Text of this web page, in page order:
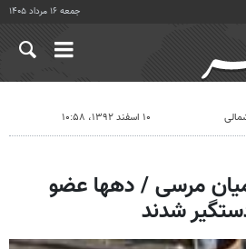
جمعه ۱۶ مرداد ۱۴۰۵
۱۰ اسفند ۱۳۹۲، ۱۰:۵۸
مرسی / دهها عضو
شدند